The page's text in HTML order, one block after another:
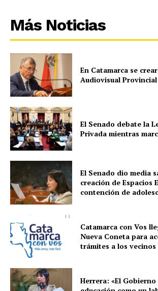
Más Noticias
En Catamarca se
Audiovisual Provincial
El Senado debate la
Privada mientras
El Senado dio media
creación de Espacios
contención de
Catamarca con Vos
Nueva Coneta para
trámites a los vecinos
Herrera: «El